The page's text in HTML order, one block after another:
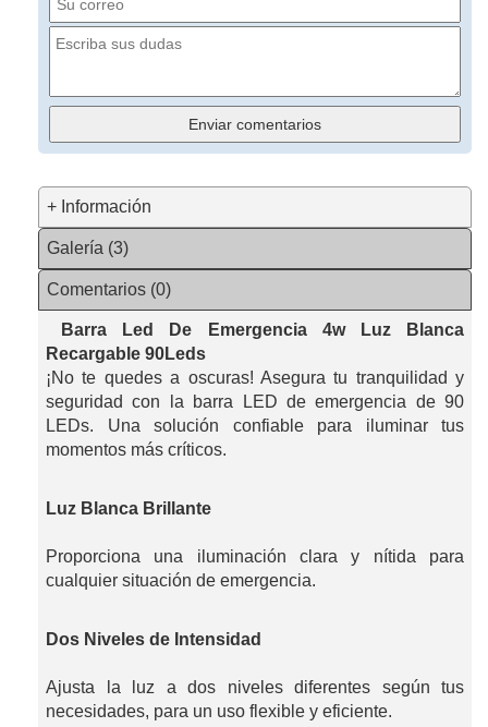
+ Información
Galería (3)
Comentarios (0)
Barra Led De Emergencia 4w Luz Blanca
Recargable 90Leds
¡No te quedes a oscuras! Asegura tu tranquilidad y
seguridad con la barra LED de emergencia de 90
LEDs. Una solución confiable para iluminar tus
momentos más críticos.
Luz Blanca Brillante
Proporciona una iluminación clara y nítida para
cualquier situación de emergencia.
Dos Niveles de Intensidad
Ajusta la luz a dos niveles diferentes según tus
necesidades, para un uso flexible y eficiente.